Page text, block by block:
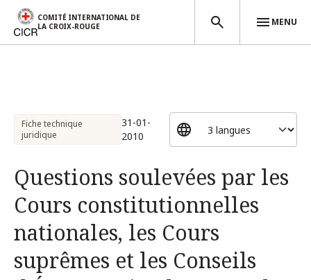
COMITÉ INTERNATIONAL DE
LA CROIX-ROUGE
MENU
Fiche technique
juridique
31-01-
2010
Questions soulevées par les
Cours constitutionnelles
nationales, les Cours
suprêmes et les Conseils